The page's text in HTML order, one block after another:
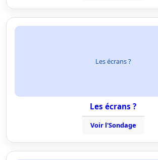
Les écrans ?
Les écrans ?
Voir l'Sondage